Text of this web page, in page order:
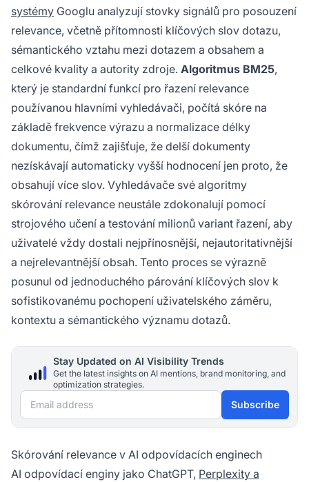
systémy Googlu analyzují stovky signálů pro posouzení
relevance, včetně přítomnosti klíčových slov dotazu,
sémantického vztahu mezi dotazem a obsahem a
celkové kvality a autority zdroje. Algoritmus BM25,
který je standardní funkcí pro řazení relevance
používanou hlavními vyhledávači, počítá skóre na
základě frekvence výrazu a normalizace délky
dokumentu, čímž zajišťuje, že delší dokumenty
nezískávají automaticky vyšší hodnocení jen proto, že
obsahují více slov. Vyhledávače své algoritmy
skórování relevance neustále zdokonalují pomocí
strojového učení a testování milionů variant řazení, aby
uživatelé vždy dostali nejpřínosnější, nejautoritativnější
a nejrelevantnější obsah. Tento proces se výrazně
posunul od jednoduchého párování klíčových slov k
sofistikovanému pochopení uživatelského záměru,
kontextu a sémantického významu dotazů.
Stay Updated on AI Visibility Trends
Get the latest insights on AI mentions, brand monitoring, and
optimization strategies.
Email address Subscribe
Skórování relevance v AI odpovídacích enginech
AI odpovídací enginy jako ChatGPT, Perplexity a